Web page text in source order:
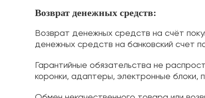
Возврат денежных средств:
Возврат денежных средств на счёт
денежных средств на банковский счет
Гарантийные обязательства не
коронки, адаптеры, электронные блоки,